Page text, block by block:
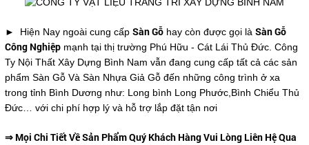
► Hiện Nay ngoài cung cấp Sàn Gỗhay còn được gọi là Sàn Gỗ
Công Nghiệpmạnh tại thị trường Phú Hữu - Cát Lái Thủ Đức. Công
Ty Nội Thất Xây Dựng Bình Nam vẫn đang cung cấp tất cả các sản
phẩm Sàn Gỗ Và Sàn Nhựa Giả Gỗ đến những công trình ở xa
trong tỉnh Bình Dương như: Long bình Long Phước,Bình Chiểu Thủ
Đức… với chi phí hợp lý và hỗ trợ lắp đặt tận nơi
⇒ Mọi Chi Tiết Về Sản Phẩm Quý Khách Hàng Vui Lòng Liên Hệ Qua